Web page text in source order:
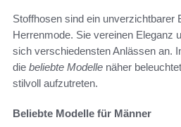
Stoffhosen sind ein unverzichtbarer
Herrenmode. Sie vereinen Eleganz
sich verschiedensten Anlässen an.
die beliebte Modelle näher
stilvoll aufzutreten.
Beliebte Modelle für Männer